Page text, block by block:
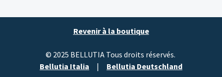
Revenir à la boutique
© 2025 BELLUTIA Tous droits réservés.
Bellutia Italia
| Bellutia Deutschland